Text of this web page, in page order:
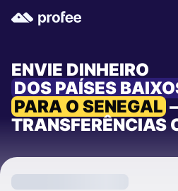
ENVIE DINHEIRO
DOS PAÍSES
PARA O SENEGAL
TRANSFERÊNCIAS